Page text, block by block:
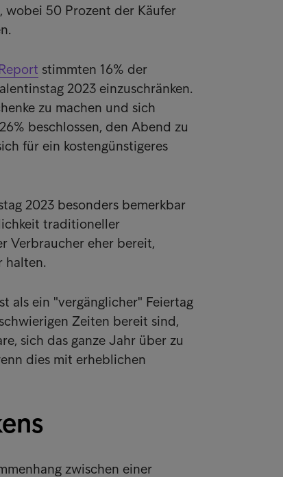
wobei 50 Prozent der Käufer
stimmten 16% der
2023 einzuschränken.
zu machen und sich
beschlossen, den Abend zu
für ein kostengünstigeres
2023 besonders bemerkbar
traditioneller
Verbraucher eher bereit,
halten.
als ein "vergänglicher" Feiertag
Zeiten bereit sind,
sich das ganze Jahr über zu
dies mit erheblichen
zwischen einer